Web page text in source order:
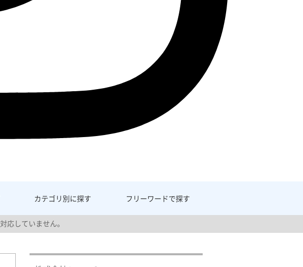
カテゴリ別に探す フリーワードで探す
応していません。